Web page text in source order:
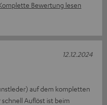
Bewertung lesen
auf dem kompletten
Auflöst ist beim
12.12.2024